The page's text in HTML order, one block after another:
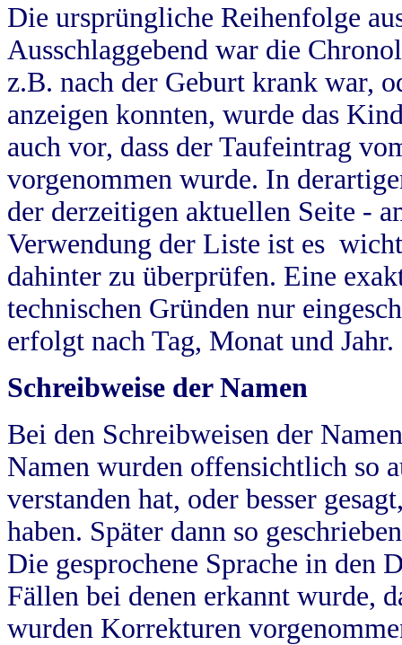
Die ursprüngliche Reihenfolge
Ausschlaggebend war die
z.B. nach der Geburt krank war,
anzeigen konnten, wurde das
auch vor, dass der Taufeintrag
vorgenommen wurde. In
der derzeitigen aktuellen Seite -
Verwendung der Liste ist es
dahinter zu überprüfen. Eine
technischen Gründen nur
erfolgt nach Tag, Monat und Jahr.
Schreibweise der Namen
Bei den Schreibweisen der
Namen wurden offensichtlich so
verstanden hat, oder besser
haben. Später dann so
Die gesprochene Sprache in
Fällen bei denen erkannt wurde,
wurden Korrekturen